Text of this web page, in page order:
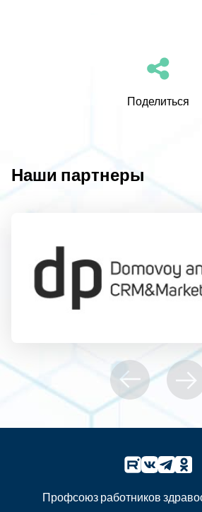
Поделиться
Наши партнеры
Профсоюз работников